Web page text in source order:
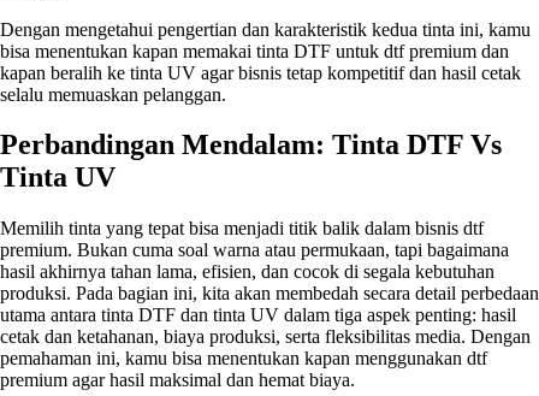
Dengan mengetahui pengertian dan karakteristik kedua tinta ini, kamu
bisa menentukan kapan memakai tinta DTF untuk dtf premium dan
kapan beralih ke tinta UV agar bisnis tetap kompetitif dan hasil cetak
selalu memuaskan pelanggan.
Perbandingan Mendalam: Tinta DTF Vs
Tinta UV
Memilih tinta yang tepat bisa menjadi titik balik dalam bisnis dtf
premium. Bukan cuma soal warna atau permukaan, tapi bagaimana
hasil akhirnya tahan lama, efisien, dan cocok di segala kebutuhan
produksi. Pada bagian ini, kita akan membedah secara detail perbedaan
utama antara tinta DTF dan tinta UV dalam tiga aspek penting: hasil
cetak dan ketahanan, biaya produksi, serta fleksibilitas media. Dengan
pemahaman ini, kamu bisa menentukan kapan menggunakan dtf
premium agar hasil maksimal dan hemat biaya.